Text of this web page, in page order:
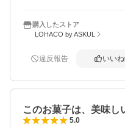
購入したストア
LOHACO by ASKUL
違反報告 いいね
このお菓子は、美味
5.0